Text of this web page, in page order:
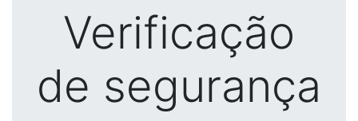
Verificação
de segurança